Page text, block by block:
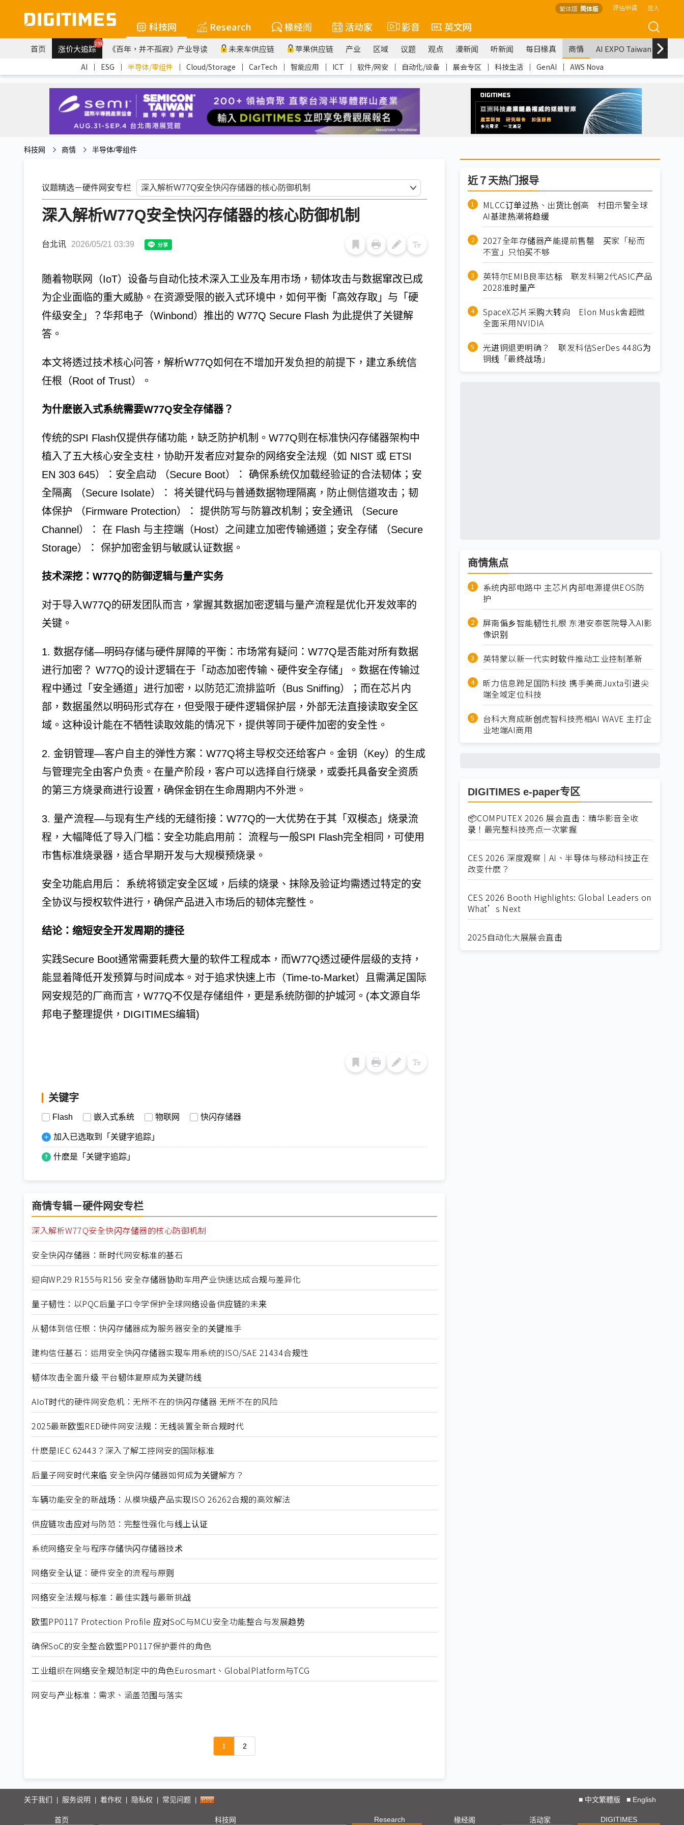
繁体版 简体版 评估申请 登入
科技网 Research 椽经阁 活动家 影音 英文网
首页 涨价大追踪259 《百年，并不孤寂》产业导读 未来车供应链 苹果供应链 产业 区域 议题 观点 漫新闻 听新闻 每日椽真 商情 AI EXPO Taiwan
AI ｜ ESG ｜ 半导体/零组件 ｜ Cloud/Storage ｜ CarTech ｜ 智能应用 ｜ ICT ｜ 软件/网安 ｜ 自动化/设备 ｜ 展会专区 ｜ 科技生活 ｜ GenAI ｜ AWS Nova
科技网 商情 半导体/零组件
议题精选－硬件网安专栏
深入解析W77Q安全快闪存储器的核心防御机制
台北讯 2026/05/21 03:39
随着物联网（IoT）设备与自动化技术深入工业及车用市场，韧体攻击与数据窜改已成
为企业面临的重大威胁。在资源受限的嵌入式环境中，如何平衡「高效存取」与「硬
件级安全」？华邦电子（Winbond）推出的 W77Q Secure Flash 为此提供了关键解
答。
本文将透过技术核心问答，解析W77Q如何在不增加开发负担的前提下，建立系统信
任根（Root of Trust）。
为什麽嵌入式系统需要W77Q安全存储器？
传统的SPI Flash仅提供存储功能，缺乏防护机制。W77Q则在标准快闪存储器架构中
植入了五大核心安全支柱，协助开发者应对复杂的网络安全法规（如 NIST 或 ETSI
EN 303 645）：安全启动 （Secure Boot）： 确保系统仅加载经验证的合法韧体；安
全隔离 （Secure Isolate）： 将关键代码与普通数据物理隔离，防止侧信道攻击；韧
体保护 （Firmware Protection）： 提供防写与防篡改机制；安全通讯 （Secure
Channel）： 在 Flash 与主控端（Host）之间建立加密传输通道；安全存储 （Secure
Storage）： 保护加密金钥与敏感认证数据。
技术深挖：W77Q的防御逻辑与量产实务
对于导入W77Q的研发团队而言，掌握其数据加密逻辑与量产流程是优化开发效率的
关键。
1. 数据存储—明码存储与硬件屏障的平衡：市场常有疑问：W77Q是否能对所有数据
进行加密？ W77Q的设计逻辑在于「动态加密传输、硬件安全存储」。数据在传输过
程中通过「安全通道」进行加密，以防范汇流排监听（Bus Sniffing）；而在芯片内
部，数据虽然以明码形式存在，但受限于硬件逻辑保护层，外部无法直接读取安全区
域。这种设计能在不牺牲读取效能的情况下，提供等同于硬件加密的安全性。
2. 金钥管理—客户自主的弹性方案：W77Q将主导权交还给客户。金钥（Key）的生成
与管理完全由客户负责。在量产阶段，客户可以选择自行烧录，或委托具备安全资质
的第三方烧录商进行设置，确保金钥在生命周期内不外泄。
3. 量产流程—与现有生产线的无缝衔接：W77Q的一大优势在于其「双模态」烧录流
程，大幅降低了导入门槛：安全功能启用前： 流程与一般SPI Flash完全相同，可使用
市售标准烧录器，适合早期开发与大规模预烧录。
安全功能启用后： 系统将锁定安全区域，后续的烧录、抹除及验证均需透过特定的安
全协议与授权软件进行，确保产品进入市场后的韧体完整性。
结论：缩短安全开发周期的捷径
实践Secure Boot通常需要耗费大量的软件工程成本，而W77Q透过硬件层级的支持，
能显着降低开发预算与时间成本。对于追求快速上市（Time-to-Market）且需满足国际
网安规范的厂商而言，W77Q不仅是存储组件，更是系统防御的护城河。(本文源自华
邦电子整理提供， DIGITIMES编辑)
关键字
Flash 嵌入式系统 物联网 快闪存储器
加入已选取到「关键字追踪」
什麽是「关键字追踪」
商情专辑－硬件网安专栏
深入解析W77Q安全快闪存储器的核心防御机制
安全快闪存储器：新时代网安标准的基石
迎向WP.29 R155与R156 安全存储器协助车用产业快速达成合规与差异化
量子韧性：以PQC后量子口令学保护全球网络设备供应链的未来
从韧体到信任根：快闪存储器成为服务器安全的关键推手
建构信任基石：运用安全快闪存储器实现车用系统的ISO/SAE 21434合规性
韧体攻击全面升级 平台韧体复原成为关键防线
AIoT时代的硬件网安危机：无所不在的快闪存储器 无所不在的风险
2025最新欧盟RED硬件网安法规：无线装置全新合规时代
什麽是IEC 62443？深入了解工控网安的国际标准
后量子网安时代来临 安全快闪存储器如何成为关键解方？
车辆功能安全的新战场：从模块级产品实现ISO 26262合规的高效解法
供应链攻击应对与防范：完整性强化与线上认证
系统网络安全与程序存储快闪存储器技术
网络安全认证：硬件安全的流程与原则
网络安全法规与标准：最佳实践与最新挑战
欧盟PP0117 Protection Profile 应对SoC与MCU安全功能整合与发展趋势
确保SoC的安全整合欧盟PP0117保护要件的角色
工业组织在网络安全规范制定中的角色Eurosmart、GlobalPlatform与TCG
网安与产业标准：需求、涵盖范围与落实
1 2
近７天热门报导
MLCC订单过热、出货比创高 村田示警全球
AI基建热潮将趋缓
2027全年存储器产能提前售罄 买家「秘而
不宣」只怕买不够
英特尔EMIB良率达标 联发科第2代ASIC产品
2028准时量产
SpaceX芯片采购大转向 Elon Musk舍超微
全面采用NVIDIA
光进铜退更明确？ 联发科估SerDes 448G为
铜线「最终战场」
商情焦点
系统内部电路中 主芯片内部电源提供EOS防
护
屏南偏乡智能韧性扎根 东港安泰医院导入AI影
像识别
英特蒙以新一代实时软件推动工业控制革新
昕力信息跨足国防科技 携手美商Juxta引进尖
端全域定位科技
台科大育成新创虎智科技亮相AI WAVE 主打企
业地端AI商用
DIGITIMES e-paper专区
📦COMPUTEX 2026 展会直击：精华影音全收
录！最完整科技亮点一次掌握
CES 2026 深度观察｜AI、半导体与移动科技正在
改变什麽？
CES 2026 Booth Highlights: Global Leaders on
What’s Next
2025自动化大展展会直击
关于我们 服务说明 着作权 隐私权 常见问题 ■ 中文繁體版 ■ English
首页 科技网 Research 椽经阁 活动家 DIGITIMES